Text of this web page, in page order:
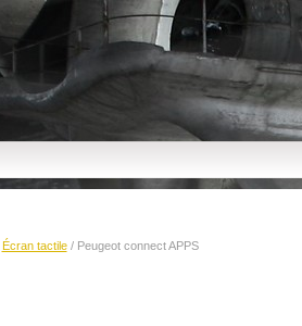
Écran tactile/ Peugeot connect APPS